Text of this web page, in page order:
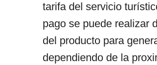
tarifa del servicio
pago se puede realizar
del producto para
dependiendo de la